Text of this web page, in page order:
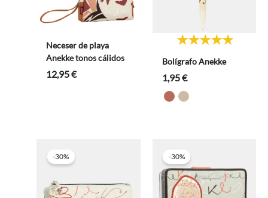
Neceser de playa
Anekke tonos cálidos
12,95€
Bolígrafo Anekke
1,95€
-30% -30%